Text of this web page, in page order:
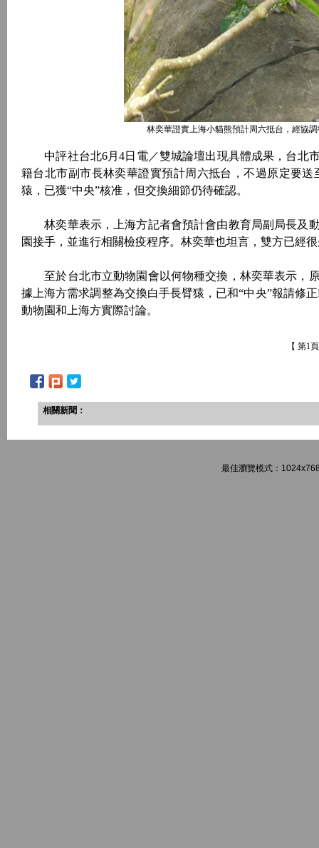
林奕華證實上海小貓熊預計周六抵台，經協
中評社台北6月4日電／雙城論壇出現具體成果，台北
籍台北市副市長林奕華證實預計周六抵台，不過原定要
猿，已獲“中央”核准，但交換細節仍待確認。
林奕華表示，上海方記者會預計會由教育局副局長及
園接手，並進行相關檢疫程序。林奕華也坦言，雙方已經
至於台北市立動物園會以何物種交換，林奕華表示，
據上海方需求調整為交換白手長臂猿，已和“中央”報請修
動物園和上海方實際討論。
【 第1
相關新聞：
最佳瀏覽模式：